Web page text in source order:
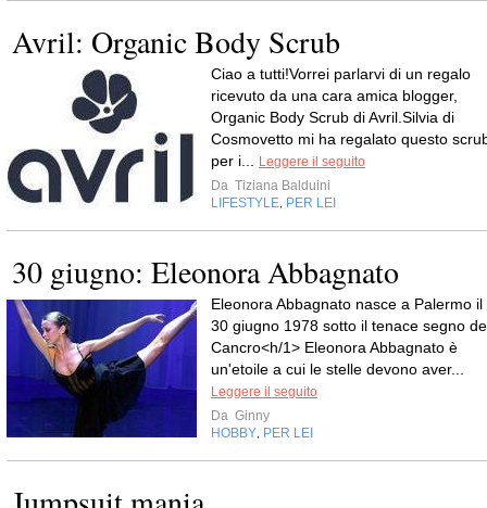
Avril: Organic Body Scrub
Ciao a tutti!Vorrei parlarvi di un regalo
ricevuto da una cara amica blogger,
Organic Body Scrub di Avril.Silvia di
Cosmovetto mi ha regalato questo
per i...
Leggere il seguito
Da Tiziana Balduini
LIFESTYLE PER LEI
30 giugno: Eleonora Abbagnato
Eleonora Abbagnato nasce a Palermo il
30 giugno 1978 sotto il tenace segno
Cancro<h/1> Eleonora Abbagnato è
un'etoile a cui le stelle devono aver...
Leggere il seguito
Da Ginny
HOBBY PER LEI